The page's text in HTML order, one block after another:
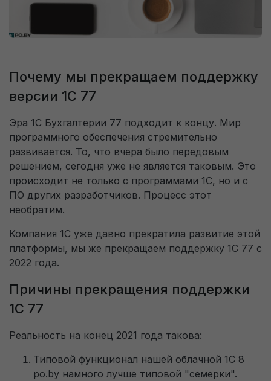
Почему мы прекращаем поддержку
версии 1С 77
Эра 1С Бухгалтерии 77 подходит к концу. Мир
программного обеспечения стремительно
развивается. То, что вчера было передовым
решением, сегодня уже не является таковым. Это
происходит не только с программами 1С, но и с
ПО других разработчиков. Процесс этот
необратим.
Компания 1С уже давно прекратила развитие этой
платформы, мы же прекращаем поддержку 1С 77 с
2022 года.
Причины прекращения поддержки
1С 77
Реальность на конец 2021 года такова:
Типовой функционал нашей облачной 1С 8
po.by намного лучше типовой "семерки".
оформления заявки
На телефон придет sms-код для подтверждения того, что
Вы не робот.
будням с 09:00 до 18:00)
Пользовательское соглашение на обработку
персональных данных
Получить пробный доступ
Пользовательское соглашение на обработку